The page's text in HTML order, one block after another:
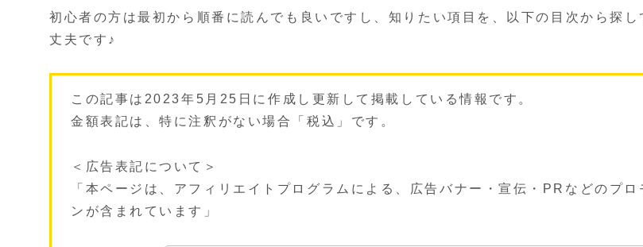
初心者の方は最初から順番に読んでも良いですし、知りたい項目を、以下の目次から探し
丈夫です♪
この記事は2023年5月25日に作成し更新して掲載している情報です。
金額表記は、特に注釈がない場合「税込」です。
＜広告表記について＞
「本ページは、アフィリエイトプログラムによる、広告バナー・宣伝・PRなどのプロ
ンが含まれています」